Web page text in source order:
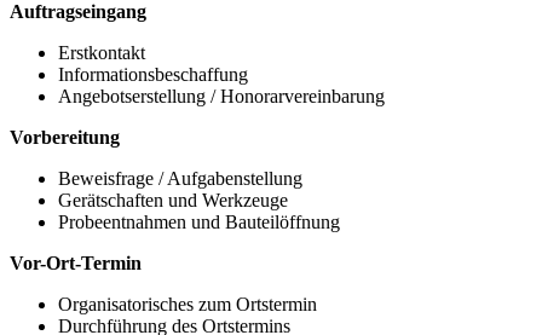
Auftragseingang
Erstkontakt
Informationsbeschaffung
Angebotserstellung / Honorarvereinbarung
Vorbereitung
Beweisfrage / Aufgabenstellung
Gerätschaften und Werkzeuge
Probeentnahmen und Bauteilöffnung
Vor-Ort-Termin
Organisatorisches zum Ortstermin
Durchführung des Ortstermins